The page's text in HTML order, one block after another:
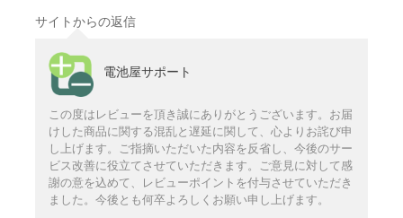
サイトからの返信
電池屋サポート
この度はレビューを頂き誠にありがとうございます。お届
けした商品に関する混乱と遅延に関して、心よりお詫び申
し上げます。ご指摘いただいた内容を反省し、今後のサー
ビス改善に役立てさせていただきます。ご意見に対して感
謝の意を込めて、レビューポイントを付与させていただき
ました。今後とも何卒よろしくお願い申し上げます。